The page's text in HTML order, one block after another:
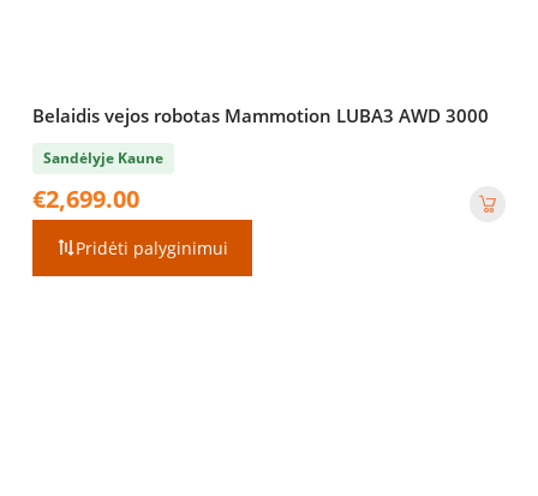
Belaidis vejos robotas Mammotion LUBA3 AWD 3000
Sandėlyje Kaune
€2,699.00
Pridėti palyginimui